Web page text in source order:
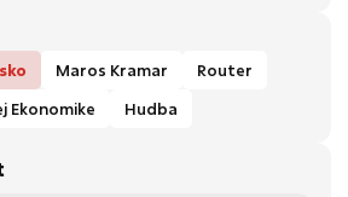
Maros Kramar
Router
Ekonomike
Hudba